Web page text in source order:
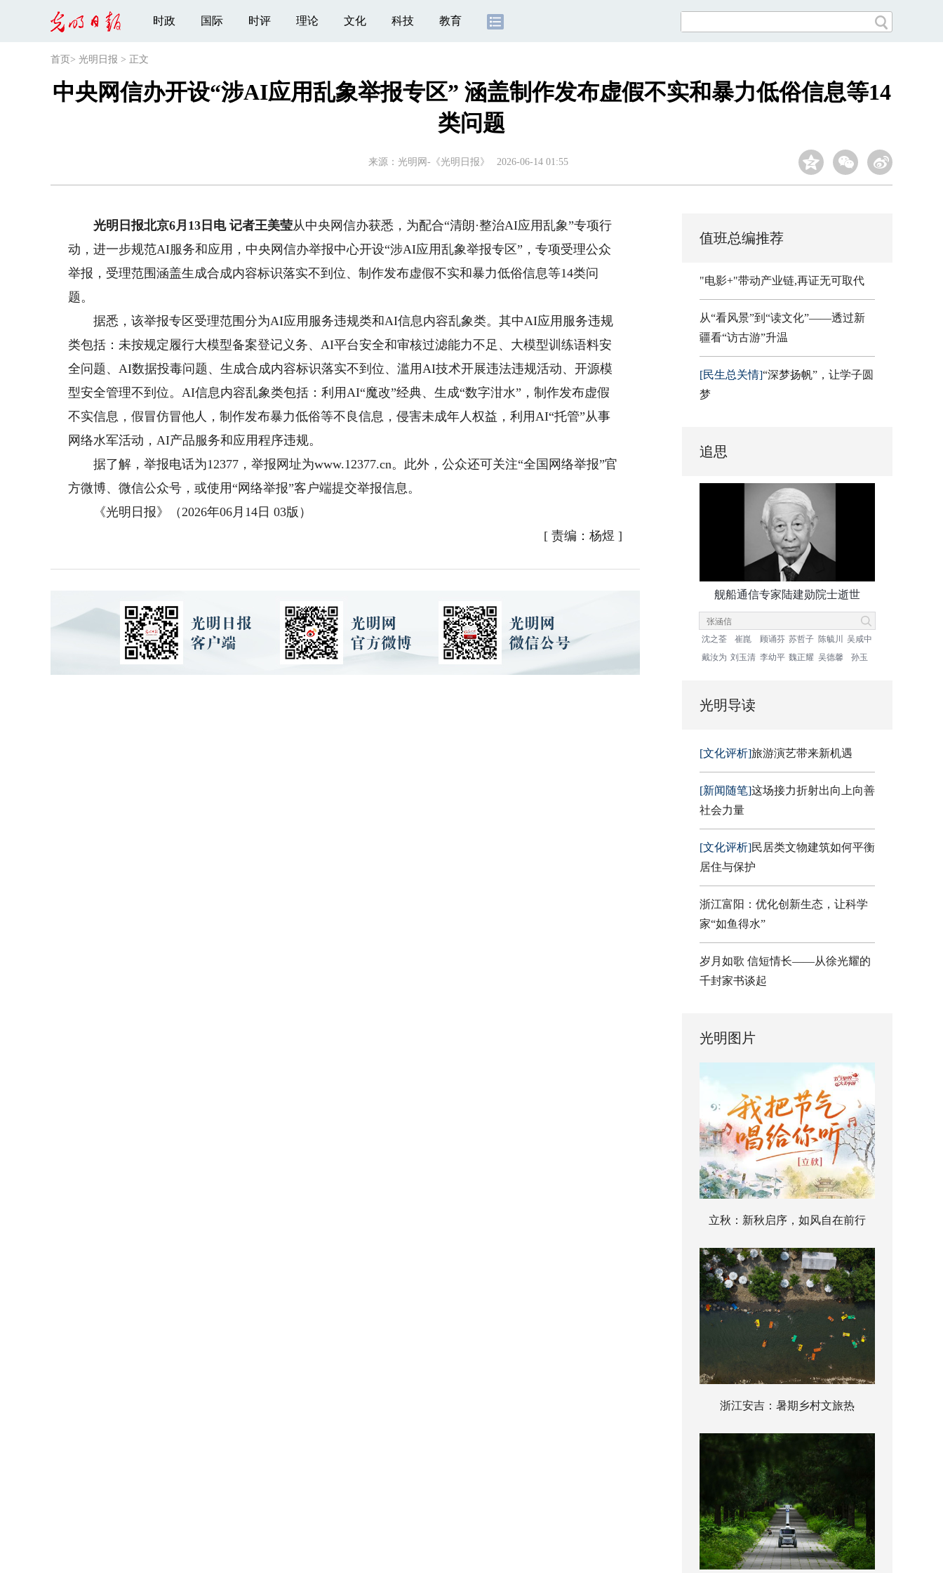
时政 国际 时评 理论 文化 科技 教育
首页 > 光明日报 > 正文
中央网信办开设“涉AI应用乱象举报专区” 涵盖制作发布虚假不实和暴力低俗信息等14
类问题
来源： 光明网-《光明日报》 2026-06-14 01:55
光明日报北京6月13日电 记者王美莹从中央网信办获悉，为配合“清朗·整治AI应用乱象”专项行
动，进一步规范AI服务和应用，中央网信办举报中心开设“涉AI应用乱象举报专区”，专项受理公众
举报，受理范围涵盖生成合成内容标识落实不到位、制作发布虚假不实和暴力低俗信息等14类问
题。
据悉，该举报专区受理范围分为AI应用服务违规类和AI信息内容乱象类。其中AI应用服务违规
类包括：未按规定履行大模型备案登记义务、AI平台安全和审核过滤能力不足、大模型训练语料安
全问题、AI数据投毒问题、生成合成内容标识落实不到位、滥用AI技术开展违法违规活动、开源模
型安全管理不到位。AI信息内容乱象类包括：利用AI“魔改”经典、生成“数字泔水”，制作发布虚假
不实信息，假冒仿冒他人，制作发布暴力低俗等不良信息，侵害未成年人权益，利用AI“托管”从事
网络水军活动，AI产品服务和应用程序违规。
据了解，举报电话为12377，举报网址为www.12377.cn。此外，公众还可关注“全国网络举报”官
方微博、微信公众号，或使用“网络举报”客户端提交举报信息。
《光明日报》（2026年06月14日 03版）
[ 责编：杨煜 ]
值班总编推荐
"电影+"带动产业链,再证无可取代
从“看风景”到“读文化”——透过新
疆看“访古游”升温
[民生总关情]“深梦扬帆”，让学子圆
梦
追思
舰船通信专家陆建勋院士逝世
沈之荃 崔崑 顾诵芬 苏哲子 陈毓川
吴咸中
戴汝为 刘玉清 李幼平 魏正耀 吴德馨 孙玉
光明导读
[文化评析]旅游演艺带来新机遇
[新闻随笔]这场接力折射出向上向善
社会力量
[文化评析]民居类文物建筑如何平衡
居住与保护
浙江富阳：优化创新生态，让科学
家“如鱼得水”
岁月如歌 信短情长——从徐光耀的
千封家书谈起
光明图片
立秋：新秋启序，如风自在前行
浙江安吉：暑期乡村文旅热